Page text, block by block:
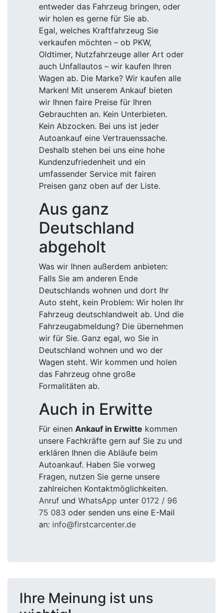
entweder das Fahrzeug bringen, oder
wir holen es gerne für Sie ab.
Egal, welches Kraftfahrzeug Sie
verkaufen möchten – ob PKW,
Oldtimer, Nutzfahrzeuge aller Art oder
auch Unfallautos – wir kaufen Ihren
Wagen ab. Die Marke? Wir kaufen alle
Marken! Mit unserem Ankauf bieten
wir Ihnen faire Preise für Ihren
Gebrauchten an. Kein Unterbieten.
Kein Abzocken. Bei uns ist jeder
Autoankauf eine Vertrauenssache.
Deshalb stehen bei uns eine hohe
Kundenzufriedenheit und ein
umfassender Service mit fairen
Preisen ganz oben auf der Liste.
Aus ganz
Deutschland
abgeholt
Was wir Ihnen außerdem anbieten:
Falls Sie am anderen Ende
Deutschlands wohnen und dort Ihr
Auto steht, kein Problem: Wir holen Ihr
Fahrzeug deutschlandweit ab. Und die
Fahrzeugabmeldung? Die übernehmen
wir für Sie. Ganz egal, wo Sie in
Deutschland wohnen und wo der
Wagen steht. Wir kommen und holen
das Fahrzeug ohne große
Formalitäten ab.
Auch in Erwitte
Für einen Ankauf in Erwitte kommen
unsere Fachkräfte gern auf Sie zu und
erklären Ihnen die Abläufe beim
Autoankauf. Haben Sie vorweg
Fragen, nutzen Sie gerne unsere
zahlreichen Kontaktmöglichkeiten.
Anruf und WhatsApp unter 0172 / 96
75 083 oder senden uns eine E-Mail
an: info@firstcarcenter.de
Ihre Meinung ist uns